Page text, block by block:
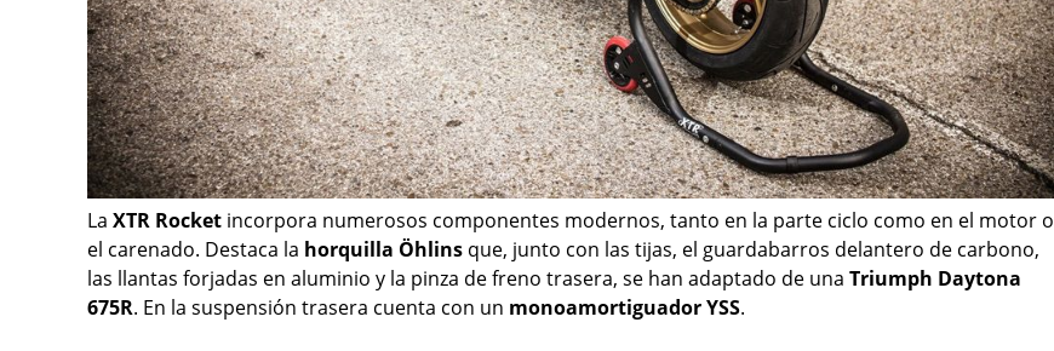
La XTR Rocket incorpora numerosos componentes modernos, tanto en la parte ciclo como en el motor o
el carenado. Destaca la horquilla Öhlins que, junto con las tijas, el guardabarros delantero de carbono,
las llantas forjadas en aluminio y la pinza de freno trasera, se han adaptado de una Triumph Daytona
675R. En la suspensión trasera cuenta con un monoamortiguador YSS.